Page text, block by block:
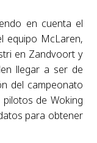
en cuenta el
equipo McLaren,
en Zandvoort y
llegar a ser de
del campeonato
de Woking
para obtener